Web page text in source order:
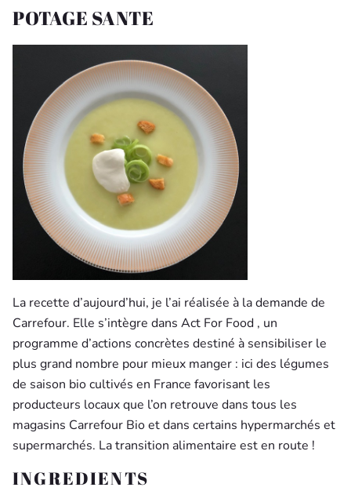
POTAGE SANTE
La recette d’aujourd’hui, je l’ai réalisée à la demande de
Carrefour. Elle s’intègre dans Act For Food , un
programme d’actions concrètes destiné à sensibiliser le
plus grand nombre pour mieux manger : ici des légumes
de saison bio cultivés en France favorisant les
producteurs locaux que l’on retrouve dans tous les
magasins Carrefour Bio etdans certains hypermarchés et
supermarchés. La transition alimentaire est en route !
INGREDIENTS